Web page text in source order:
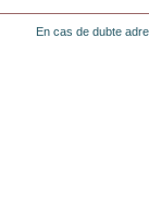
En cas de dubte